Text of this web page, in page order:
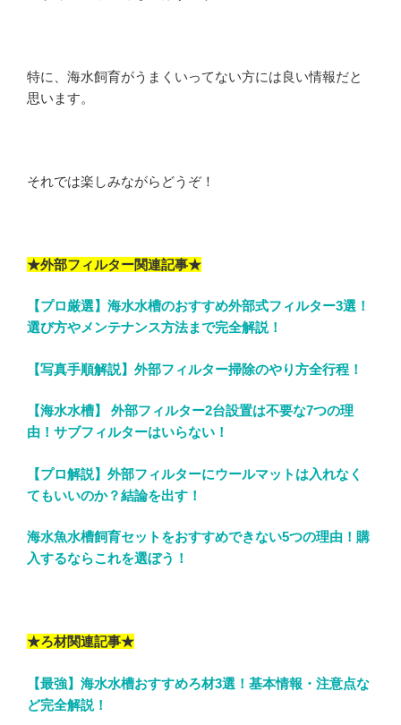
特に、海水飼育がうまくいってない方には良い情報だと
思います。
それでは楽しみながらどうぞ！
★外部フィルター関連記事★
【プロ厳選】海水水槽のおすすめ外部式フィルター3選！
選び方やメンテナンス方法まで完全解説！
【写真手順解説】外部フィルター掃除のやり方全行程！
【海水水槽】 外部フィルター2台設置は不要な7つの理
由！サブフィルターはいらない！
【プロ解説】外部フィルターにウールマットは入れなく
てもいいのか？結論を出す！
海水魚水槽飼育セットをおすすめできない5つの理由！購
入するならこれを選ぼう！
★ろ材関連記事★
【最強】海水水槽おすすめろ材3選！基本情報・注意点な
ど完全解説！